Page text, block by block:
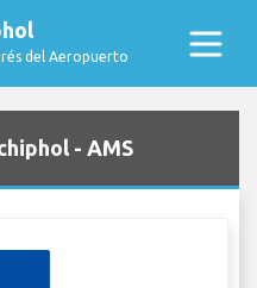
del Aeropuerto
- AMS